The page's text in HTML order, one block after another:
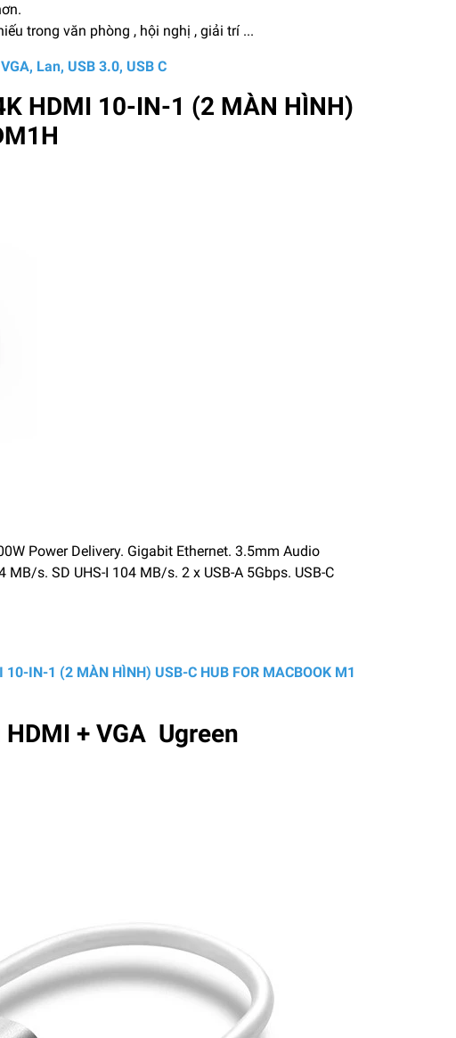
trong văn phòng , hội nghị , giải trí ...
Lan, USB 3.0, USB C
HDMI 10-IN-1 (2 MÀN HÌNH)
Power Delivery. Gigabit Ethernet. 3.5mm Audio
s. SD UHS-I 104 MB/s. 2 x USB-A 5Gbps. USB-C
10-IN-1 (2 MÀN HÌNH) USB-C HUB FOR MACBOOK M1
+ VGA Ugreen